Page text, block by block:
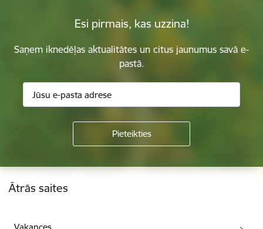
Esi pirmais, kas uzzina!
Saņem iknedēļas aktualitātes un citus jaunumus savā e-
pastā.
Kājene
Ātrās saites